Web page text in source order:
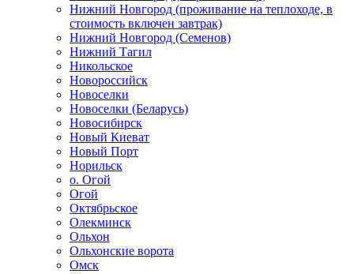
Нижний Новгород (проживание на теплоходе, в
стоимость включен завтрак)
Нижний Новгород (Семенов)
Нижний Тагил
Никольское
Новороссийск
Новоселки
Новоселки (Беларусь)
Новосибирск
Новый Киеват
Новый Порт
Норильск
о. Огой
Огой
Октябрьское
Олекминск
Ольхон
Ольхонские ворота
Омск